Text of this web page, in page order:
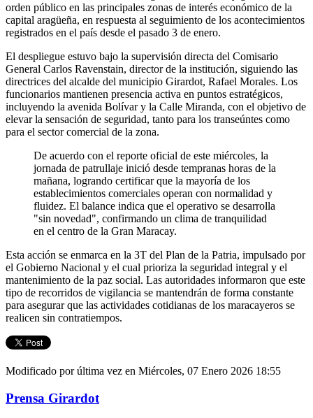
orden público en las principales zonas de interés económico de la
capital aragüeña, en respuesta al seguimiento de los acontecimientos
registrados en el país desde el pasado 3 de enero.
El despliegue estuvo bajo la supervisión directa del Comisario
General Carlos Ravenstain, director de la institución, siguiendo las
directrices del alcalde del municipio Girardot, Rafael Morales. Los
funcionarios mantienen presencia activa en puntos estratégicos,
incluyendo la avenida Bolívar y la Calle Miranda, con el objetivo de
elevar la sensación de seguridad, tanto para los transeúntes como
para el sector comercial de la zona.
De acuerdo con el reporte oficial de este miércoles, la
jornada de patrullaje inició desde tempranas horas de la
mañana, logrando certificar que la mayoría de los
establecimientos comerciales operan con normalidad y
fluidez. El balance indica que el operativo se desarrolla
"sin novedad", confirmando un clima de tranquilidad
en el centro de la Gran Maracay.
Esta acción se enmarca en la 3T del Plan de la Patria, impulsado por
el Gobierno Nacional y el cual prioriza la seguridad integral y el
mantenimiento de la paz social. Las autoridades informaron que este
tipo de recorridos de vigilancia se mantendrán de forma constante
para asegurar que las actividades cotidianas de los maracayeros se
realicen sin contratiempos.
Modificado por última vez en Miércoles, 07 Enero 2026 18:55
Prensa Girardot